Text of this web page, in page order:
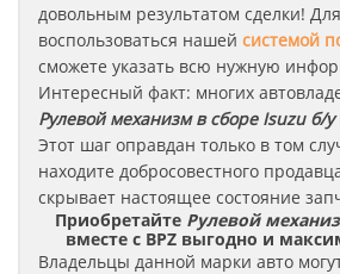
довольным результатом сделки!
воспользоваться нашей системой
сможете указать всю нужную
Интересный факт: многих
Рулевой механизм в сборе Isuzu б/у
Этот шаг оправдан только в том
находите добросовестного
скрывает настоящее состояние
Приобретайте Рулевой
вместе с BPZ выгодно и
Владельцы данной марки авто